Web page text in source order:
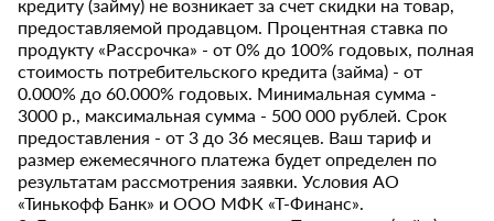
кредиту (займу) не возникает за счет скидки на товар,
предоставляемой продавцом. Процентная ставка по
продукту «Рассрочка» - от 0% до 100% годовых, полная
стоимость потребительского кредита (займа) - от
0.000% до 60.000% годовых. Минимальная сумма -
3000 р., максимальная сумма - 500 000 рублей. Срок
предоставления - от 3 до 36 месяцев. Ваш тариф и
размер ежемесячного платежа будет определен по
результатам рассмотрения заявки. Условия АО
«Тинькофф Банк» и ООО МФК «Т-Финанс».